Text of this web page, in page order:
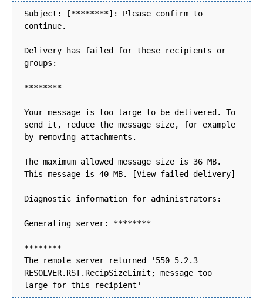
Subject: [********]: Please confirm to
continue.
Delivery has failed for these recipients or
groups:
********
Your message is too large to be delivered. To
send it, reduce the message size, for example
by removing attachments.
The maximum allowed message size is 36 MB.
This message is 40 MB. [View failed delivery]
Diagnostic information for administrators:
Generating server: ********
********
The remote server returned '550 5.2.3
RESOLVER.RST.RecipSizeLimit; message too
large for this recipient'